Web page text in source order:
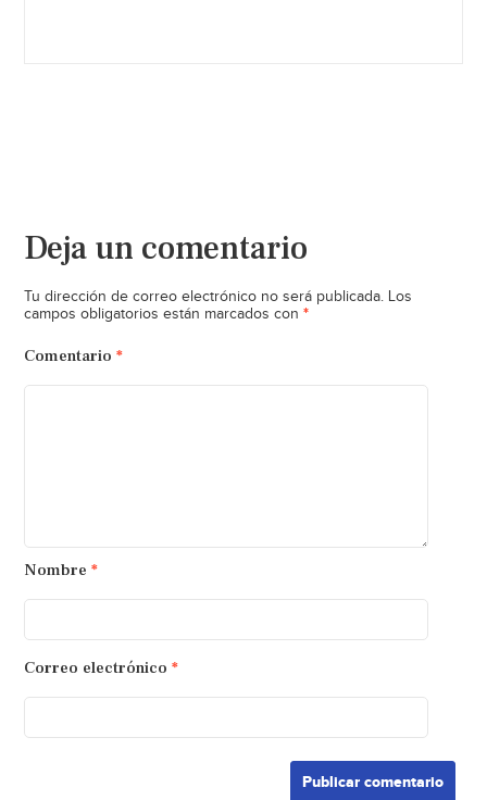
Deja un comentario
Tu dirección de correo electrónico no será publicada. Los
campos obligatorios están marcados con *
Comentario *
Nombre *
Correo electrónico *